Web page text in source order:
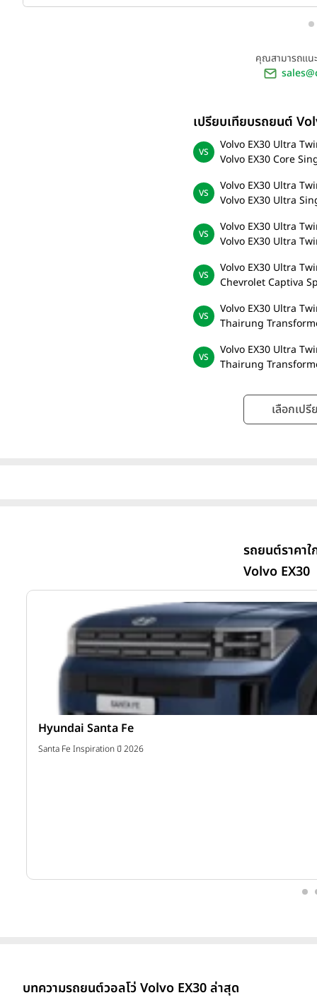
คุณสามารถแน
เปรียบเทียบรถยนต์
Volvo EX30 Ultra
Volvo EX30 Core
Volvo EX30 Ultra
Volvo EX30 Ultra
Volvo EX30 Ultra
Volvo EX30 Ultra
Volvo EX30 Ultra
Chevrolet Captiva
Volvo EX30 Ultra
Thairung
Volvo EX30 Ultra
Thairung
เลือกเป
รถยนต์ราคาใ
Volvo EX30
Hyundai Santa Fe
Santa Fe Inspiration ปี 2026
บทความรถยนต์วอลโว่ Volvo EX30 ล่าสุด